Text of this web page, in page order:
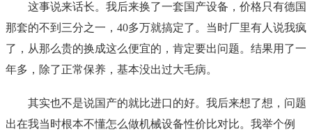
这事说来话长。我后来换了一套国产设备，价格只有德国
那套的不到三分之一，40多万就搞定了。当时厂里有人说我疯
了，从那么贵的换成这么便宜的，肯定要出问题。结果用了一
年多，除了正常保养，基本没出过大毛病。
其实也不是说国产的就比进口的好。我后来想了想，问题
出在我当时根本不懂怎么做机械设备性价比对比。我举个例